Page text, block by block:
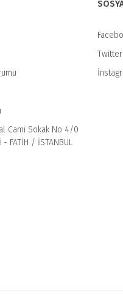
Cami Sokak No 4/0
- FATİH / İSTANBUL
Twitter